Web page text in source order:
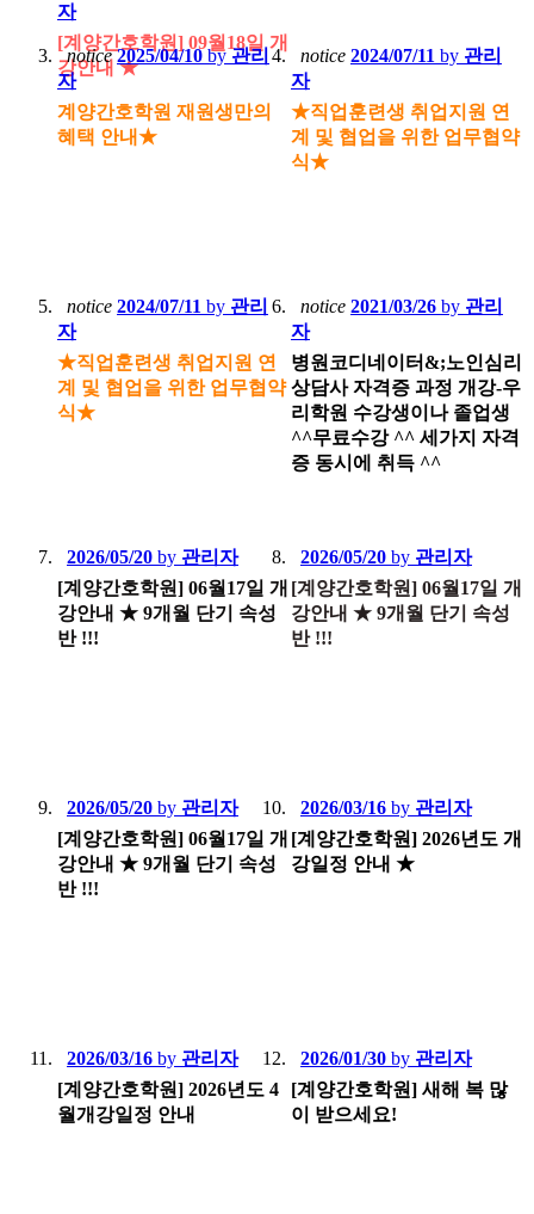
자
[계양간호학원] 09월18일 개
강안내 ★
notice 2025/04/10by관리
자
계양간호학원 재원생만의
혜택 안내★
notice 2024/07/11 by 관리
자
★직업훈련생 취업지원 연
계 및 협업을 위한 업무협약
식★
notice 2024/07/11 by 관리
자
★직업훈련생 취업지원 연
계 및 협업을 위한 업무협약
식★
notice 2021/03/26 by 관리
자
병원코디네이터&;노인심리
상담사 자격증 과정 개강-우
리학원 수강생이나 졸업생
^^무료수강 ^^ 세가지 자격
증 동시에 취득 ^^
2026/05/20 by 관리자
[계양간호학원] 06월17일 개
강안내 ★ 9개월 단기 속성
반 !!!
2026/05/20 by 관리자
[계양간호학원] 06월17일 개
강안내 ★ 9개월 단기 속성
반 !!!
2026/05/20 by 관리자
[계양간호학원] 06월17일 개
강안내 ★ 9개월 단기 속성
반 !!!
2026/03/16 by 관리자
[계양간호학원] 2026년도 개
강일정 안내 ★
2026/03/16 by 관리자
[계양간호학원] 2026년도 4
월개강일정 안내
2026/01/30 by 관리자
[계양간호학원] 새해 복 많
이 받으세요!